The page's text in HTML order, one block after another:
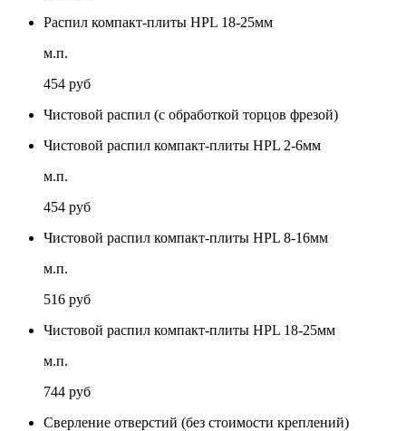
Распил компакт-плиты HPL 18-25мм
м.п.
454 руб
Чистовой распил (с обработкой торцов фрезой)
Чистовой распил компакт-плиты HPL 2-6мм
м.п.
454 руб
Чистовой распил компакт-плиты HPL 8-16мм
м.п.
516 руб
Чистовой распил компакт-плиты HPL 18-25мм
м.п.
744 руб
Сверление отверстий (без стоимости креплений)